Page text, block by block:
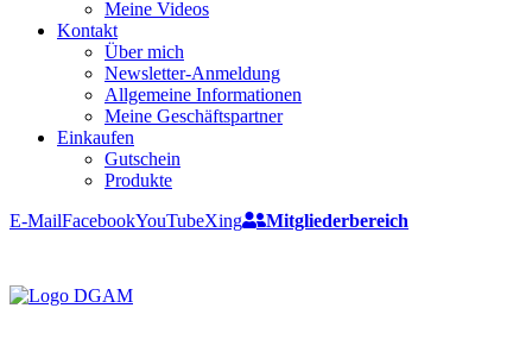
Meine Videos
Kontakt
Über mich
Newsletter-Anmeldung
Allgemeine Informationen
Meine Geschäftspartner
Einkaufen
Gutschein
Produkte
E-MailFacebookYouTubeXing Mitgliederbereich